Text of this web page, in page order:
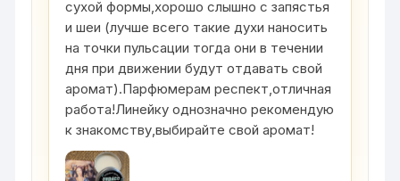
сухой формы,хорошо слышно с запястья
и шеи (лучше всего такие духи наносить
на точки пульсации тогда они в течении
дня при движении будут отдавать свой
аромат).Парфюмерам респект,отличная
работа!Линейку однозначно рекомендую
к знакомству,выбирайте свой аромат!